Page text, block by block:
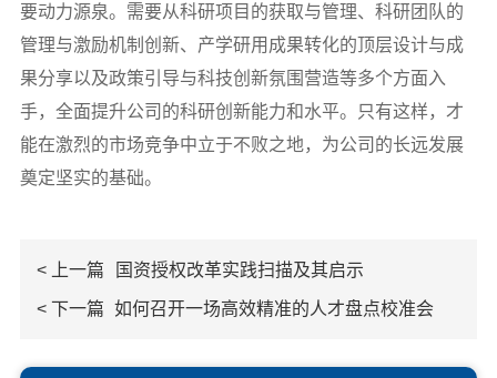
要动力源泉。需要从科研项目的获取与管理、科研团队的
管理与激励机制创新、产学研用成果转化的顶层设计与成
果分享以及政策引导与科技创新氛围营造等多个方面入
手，全面提升公司的科研创新能力和水平。只有这样，才
能在激烈的市场竞争中立于不败之地，为公司的长远发展
奠定坚实的基础。
< 上一篇 国资授权改革实践扫描及其启示
< 下一篇 如何召开一场高效精准的人才盘点校准会